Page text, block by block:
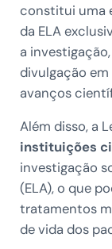
constitui uma
da ELA
a
divulgação
avanços
Além disso, a
instituições
investigação
(ELA), o que
tratamentos
de vida dos